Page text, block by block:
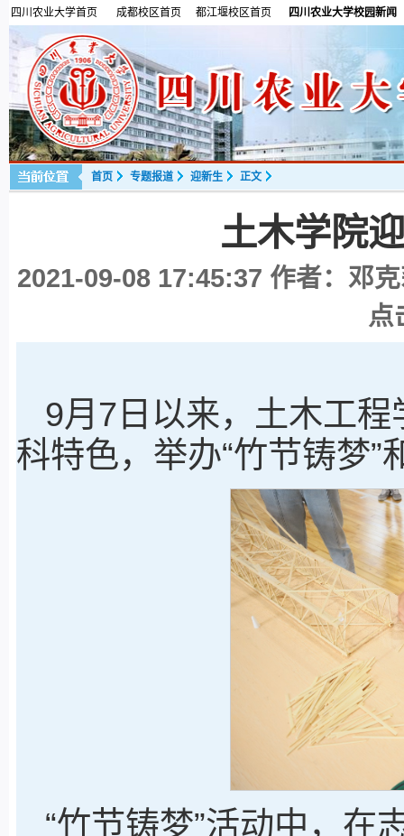
四川农业大学首页 成都校区首页 都江堰校区首页 四川农业大学校园新闻
首页 专题报道 迎新生 正文
土木学院
2021-09-08 17:45:37 作者：邓
点
9月7日以来，土木工
科特色，举办“竹节铸梦”
“竹节铸梦”活动中，在